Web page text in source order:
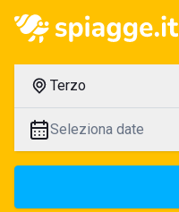
Terzo
Seleziona date